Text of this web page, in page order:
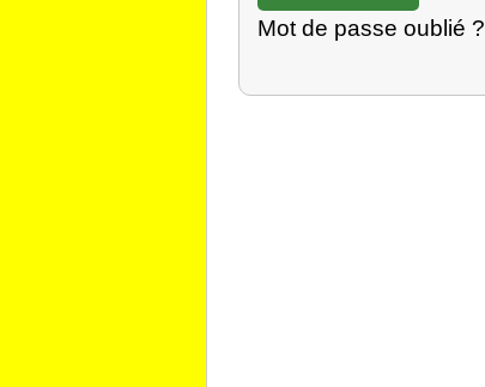
Mot de passe oublié ?